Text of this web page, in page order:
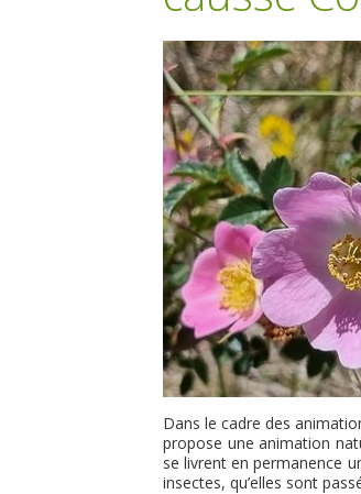
Dans le cadre des
propose une animation
se livrent en permanence
insectes, qu’elles sont